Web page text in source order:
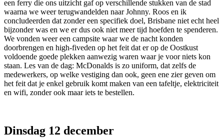
een ferry die ons uitzicht gaf op verschillende stukken van de stad
waarna we weer terugwandelden naar Johnny. Roos en ik
concludeerden dat zonder een specifiek doel, Brisbane niet echt heel
bijzonder was en we er dus ook niet meer tijd hoefden te spenderen.
We vonden weer een campsite waar we de nacht konden
doorbrengen en high-fiveden op het feit dat er op de Oostkust
voldoende goede plekken aanwezig waren waar je voor niets kon
staan. Les van de dag: McDonalds is zo uniform, dat zelfs de
medewerkers, op welke vestiging dan ook, geen ene zier geven om
het feit dat je enkel gebruik komt maken van een tafeltje, elektriciteit
en wifi, zonder ook maar iets te bestellen.
Dinsdag 12 december